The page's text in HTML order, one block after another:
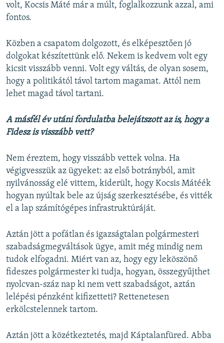
volt, Kocsis Máté már a múlt, foglalkozzunk azzal, ami
fontos.
Közben a csapatom dolgozott, és elképesztően jó
dolgokat készítettünk elő. Nekem is kedvem volt egy
kicsit visszább venni. Volt egy váltás, de olyan sosem,
hogy a politikától távol tartom magamat. Attól nem
lehet magad távol tartani.
A másfél év utáni fordulatba belejátszott az is, hogy a
Fidesz is visszább vett?
Nem éreztem, hogy visszább vettek volna. Ha
végigvesszük az ügyeket: az első botrányból, amit
nyilvánosság elé vittem, kiderült, hogy Kocsis Mátéék
hogyan nyúltak bele az újság szerkesztésébe, és vitték
el a lap számítógépes infrastruktúráját.
Aztán jött a pofátlan és igazságtalan polgármesteri
szabadságmegváltások ügye, amit még mindig nem
tudok elfogadni. Miért van az, hogy egy leköszönő
fideszes polgármester ki tudja, hogyan, összegyűjthet
nyolcvan-száz nap ki nem vett szabadságot, aztán
lelépési pénzként kifizetteti? Rettenetesen
erkölcstelennek tartom.
Aztán jött a közétkeztetés, majd Káptalanfüred. Abba